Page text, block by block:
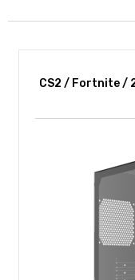
מחשב גיימינג חזק ב 4380 ש"ח !! 2026 CS2 / Fortnite /